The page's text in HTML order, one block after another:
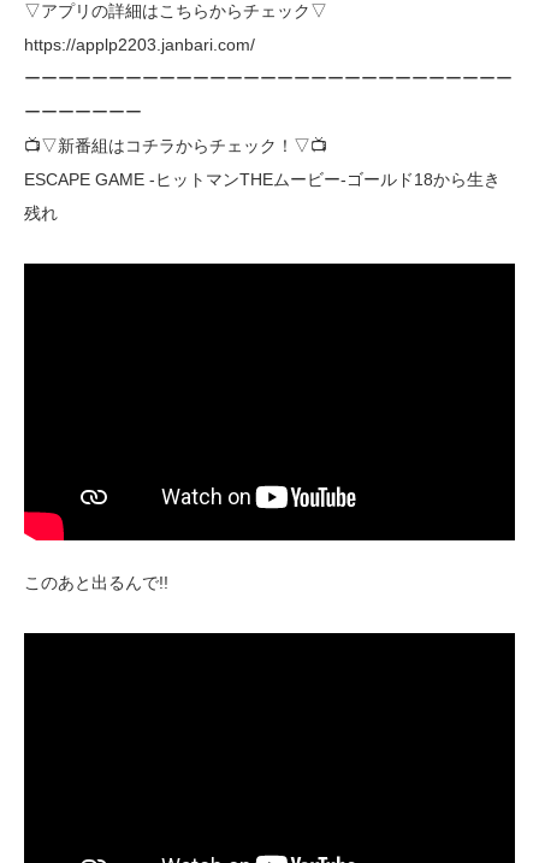
▽アプリの詳細はこちらからチェック▽
https://applp2203.janbari.com/
ーーーーーーーーーーーーーーーーーーーーーーーーーーーーー
ーーーーーーー
📺▽新番組はコチラからチェック！▽📺
ESCAPE GAME -ヒットマンTHEムービー-ゴールド18から生き
残れ
このあと出るんで!!